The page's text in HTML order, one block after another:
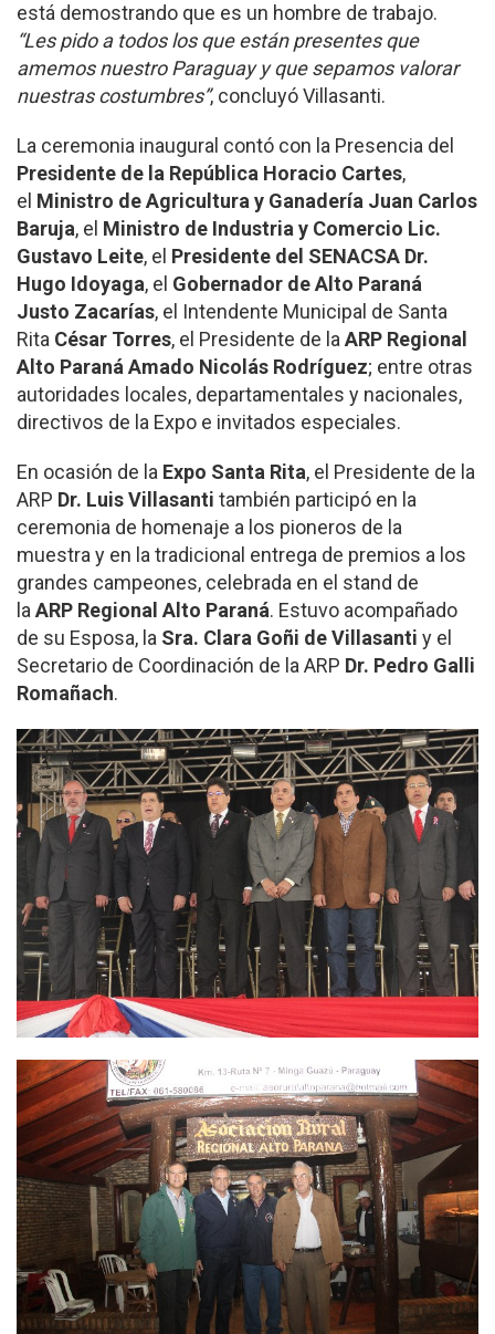
está demostrando que es un hombre de trabajo.
“Les pido a todos los que están presentes que
amemos nuestro Paraguay y que sepamos valorar
nuestras costumbres”, concluyó Villasanti.
La ceremonia inaugural contó con la Presencia del
Presidente de la República Horacio Cartes,
el Ministro de Agricultura y Ganadería Juan Carlos
Baruja, el Ministro de Industria y Comercio Lic.
Gustavo Leite, el Presidente del SENACSA Dr.
Hugo Idoyaga, el Gobernador de Alto Paraná
Justo Zacarías, el Intendente Municipal de Santa
Rita César Torres, el Presidente de laARP Regional
Alto Paraná Amado Nicolás Rodríguez; entre otras
autoridades locales, departamentales y nacionales,
directivos de la Expo e invitados especiales.
En ocasión de la Expo Santa Rita, el Presidente de la
ARP Dr. Luis Villasanti también participó en la
ceremonia de homenaje a los pioneros de la
muestra y en la tradicional entrega de premios a los
grandes campeones, celebrada en el stand de
laARP Regional Alto Paraná. Estuvo acompañado
de su Esposa, la Sra. Clara Goñi de Villasanti y el
Secretario de Coordinación de la ARP Dr. Pedro Galli
Romañach.